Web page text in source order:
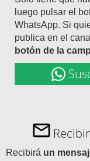
luego pulsar el
WhatsApp. Si
publica en el
botón de la
Recibirá un